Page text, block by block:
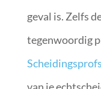
geval is. Zelfs
tegenwoordig
Scheidingsprofs